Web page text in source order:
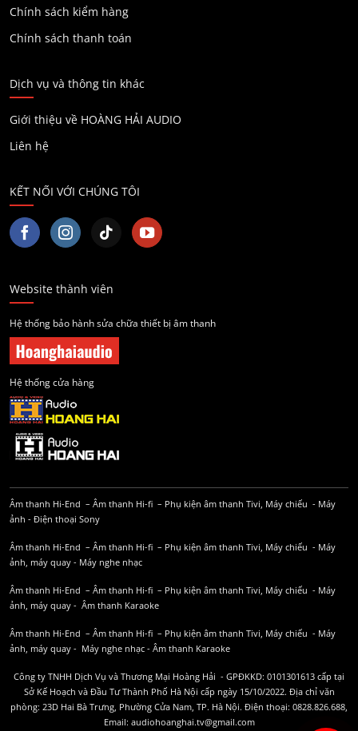
Chính sách kiểm hàng
Chính sách thanh toán
Dịch vụ và thông tin khác
Giới thiệu về HOÀNG HẢI AUDIO
Liên hệ
KẾT NỐI VỚI CHÚNG TÔI
Website thành viên
Hệ thống bảo hành sửa chữa thiết bị âm thanh
Hệ thống cửa hàng
Âm thanh Hi-End – Âm thanh Hi-fi – Phụ kiện âm thanh Tivi, Máy chiếu - Máy
ảnh - Điện thoại Sony
Âm thanh Hi-End – Âm thanh Hi-fi – Phụ kiện âm thanh Tivi, Máy chiếu - Máy
ảnh, máy quay - Máy nghe nhạc
Âm thanh Hi-End – Âm thanh Hi-fi – Phụ kiện âm thanh Tivi, Máy chiếu - Máy
ảnh, máy quay - Âm thanh Karaoke
Âm thanh Hi-End – Âm thanh Hi-fi – Phụ kiện âm thanh Tivi, Máy chiếu - Máy
ảnh, máy quay - Máy nghe nhạc - Âm thanh Karaoke
Công ty TNHH Dịch Vụ và Thương Mại Hoàng Hải - GPĐKKD: 0101301613 cấp tại
Sở Kế Hoạch và Đầu Tư Thành Phố Hà Nội cấp ngày 15/10/2022. Địa chỉ văn
phòng: 23D Hai Bà Trưng, Phường Cửa Nam, TP. Hà Nội. Điện thoại: 0828.826.688,
Email: audiohoanghai.tv@gmail.com